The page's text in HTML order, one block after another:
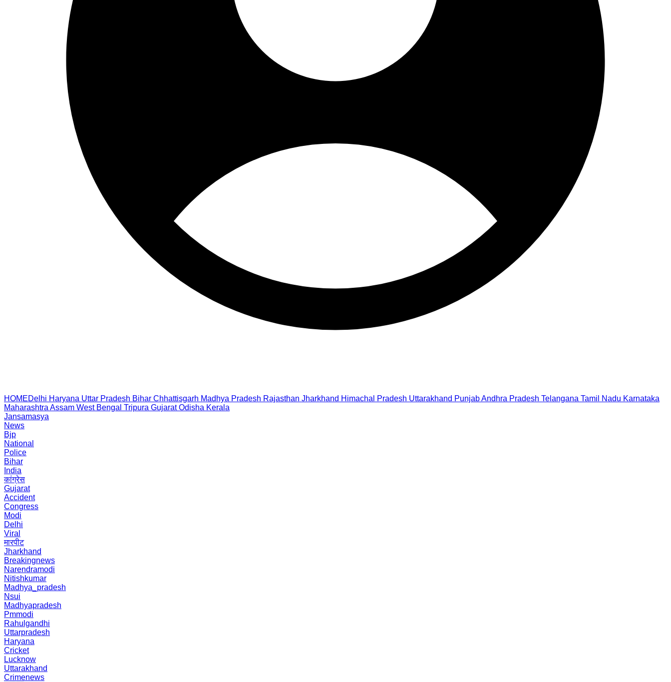
HOMEDelhi Haryana Uttar Pradesh Bihar Chhattisgarh Madhya Pradesh Rajasthan Jharkhand Himachal Pradesh Uttarakhand PunjabAndhra Pradesh Telangana Tamil Nadu Karnataka
Maharashtra Assam West Bengal Tripura Gujarat Odisha Kerala
Jansamasya
News
Bjp
National
Police
Bihar
India
कांग्रेस
Gujarat
Accident
Congress
Modi
Delhi
Viral
मारपीट
Jharkhand
Breakingnews
Narendramodi
Nitishkumar
Madhya_pradesh
Nsui
Madhyapradesh
Pmmodi
Rahulgandhi
Uttarpradesh
Haryana
Cricket
Lucknow
Uttarakhand
Crimenews